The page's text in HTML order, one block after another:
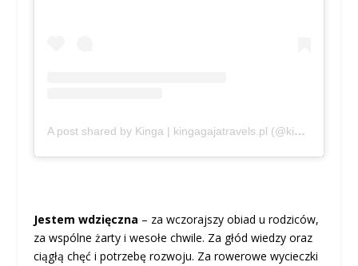
A post shared by Kinga | kingagajatravels.pl (@kingagajatravels)
Jestem wdzięczna – za wczorajszy obiad u rodziców,
za wspólne żarty i wesołe chwile. Za głód wiedzy oraz
ciągłą chęć i potrzebę rozwoju. Za rowerowe wycieczki